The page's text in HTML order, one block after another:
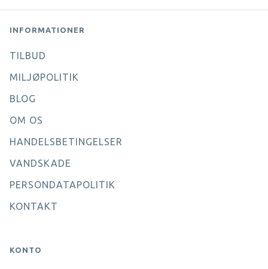
INFORMATIONER
TILBUD
MILJØPOLITIK
BLOG
OM OS
HANDELSBETINGELSER
VANDSKADE
PERSONDATAPOLITIK
KONTAKT
KONTO